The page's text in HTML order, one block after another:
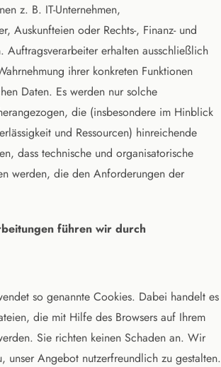
z. B. IT-Unternehmen,
Auskunfteien oder Rechts-, Finanz- und
Auftragsverarbeiter erhalten ausschließlich
ihrer konkreten Funktionen
Daten. Es werden nur solche
die (insbesondere im Hinblick
und Ressourcen) hinreichende
dass technische und organisatorische
werden, die den Anforderungen der
führen wir durch
so genannte Cookies. Dabei handelt es
die mit Hilfe des Browsers auf Ihrem
Sie richten keinen Schaden an. Wir
unser Angebot nutzerfreundlich zu gestalten.